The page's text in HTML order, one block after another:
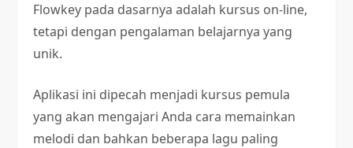
Flowkey pada dasarnya adalah kursus on-line,
tetapi dengan pengalaman belajarnya yang
unik.
Aplikasi ini dipecah menjadi kursus pemula
yang akan mengajari Anda cara memainkan
melodi dan bahkan beberapa lagu paling